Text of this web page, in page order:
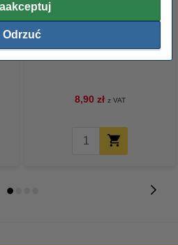
Odrzuć
Nóż do tapet 18 mm, 123drukuj
8,90 zł z VAT